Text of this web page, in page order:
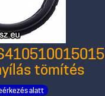
tömítés
alatt